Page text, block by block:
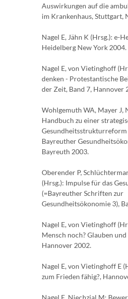
Auswirkungen auf die
im Krankenhaus, Stuttgart,
Nagel E, Jähn K (Hrsg.): e-
Heidelberg New York 2004.
Nagel E, von Vietinghoff
denken - Protestantische
der Zeit, Band 7, Hannover
Wohlgemuth WA, Mayer J,
Handbuch zu einer
Bayreuther
Bayreuth 2003.
Oberender P,
(Hrsg.): Impulse für das
(=Bayreuther Schriften zur
Gesundheitsökonomie 3),
Nagel E, von Vietinghoff
Mensch noch? Glauben
Hannover 2002.
Nagel E, von Vietinghoff E
zum Frieden fähig?,
Nagel E, Niechzial M: